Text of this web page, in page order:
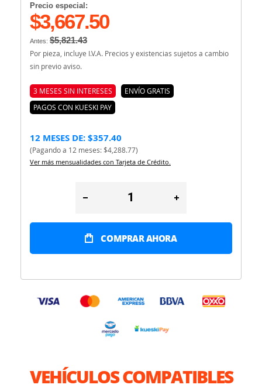
Precio especial:
$3,667.50
Antes: $5,821.43
Por pieza, incluye I.V.A. Precios y existencias sujetos a cambio
sin previo aviso.
3 MESES SIN INTERESES
ENVÍO GRATIS
PAGOS CON KUESKI PAY
12 MESES DE: $357.40
(Pagando a 12 meses: $4,288.77)
Ver más mensualidades con Tarjeta de Crédito.
COMPRAR AHORA
VEHÍCULOS COMPATIBLES